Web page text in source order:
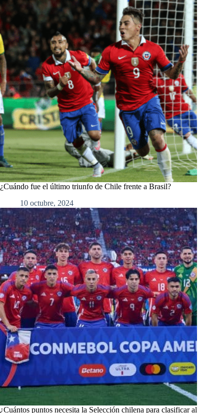
¿Cuándo fue el último triunfo de Chile frente a Brasil?
10 octubre, 2024
¿Cuántos puntos necesita la Selección chilena para clasificar al